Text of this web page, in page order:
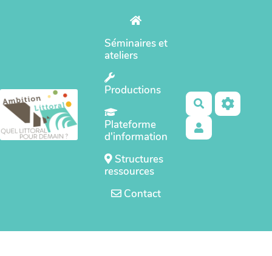
Séminaires et
ateliers
Productions
Plateforme
d'information
Structures
ressources
Contact
Rechercher